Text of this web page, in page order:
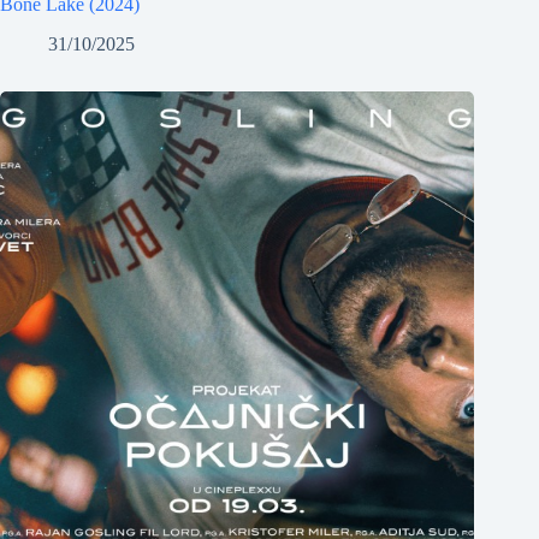
Bone Lake (2024)
31/10/2025